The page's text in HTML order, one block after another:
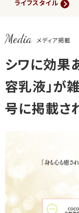
ライフスタイル
Media メディア掲載
シワに効果
容乳液」が
号に掲載さ